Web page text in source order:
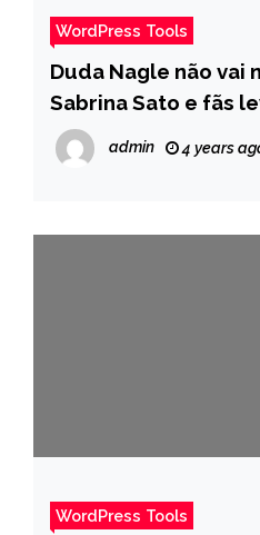
WordPress Tools
Duda Nagle não vai
Sabrina Sato e fãs
rumores de
admin 4 years
WordPress Tools